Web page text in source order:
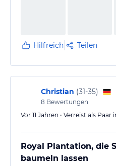
1. Sehr gestört hat uns die
Langsamkeit des
etwas langsamer
von dem Moment an, da
Hilfreich Teilen
Christian (31-35)
8 Bewertungen
Vor 11 Jahren • Verreist als
Royal Plantation, die
baumeln lassen